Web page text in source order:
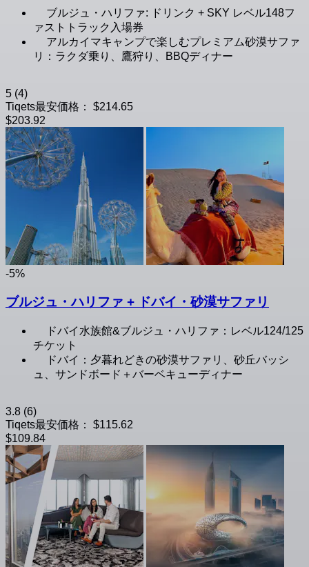
ブルジュ・ハリファ: ドリンク + SKY レベル148フ
ァストトラック入場券
アルカイマキャンプで楽しむプレミアム砂漠サファ
リ：ラクダ乗り、鷹狩り、BBQディナー
5 (4)
Tiqets最安価格：
$214.65
$203.92
-5%
ブルジュ・ハリファ + ドバイ・砂漠サファリ
ドバイ水族館&ブルジュ・ハリファ：レベル124/125
チケット
ドバイ：夕暮れどきの砂漠サファリ、砂丘バッシ
ュ、サンドボード＋バーベキューディナー
3.8 (6)
Tiqets最安価格：
$115.62
$109.84